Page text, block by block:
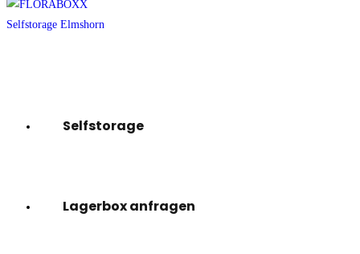
springen
Selfstorage
Lagerbox anfragen